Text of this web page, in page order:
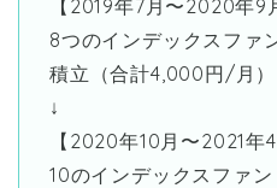
【2019年7月〜2020年9
8つのインデックスファ
積立（合計4,000円/月）
↓
【2020年10月〜2021年4
10のインデックスファ